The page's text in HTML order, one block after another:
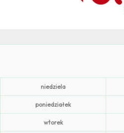
niedziela
poniedziałek
wtorek